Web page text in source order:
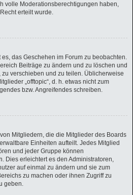
volle Moderationsberechtigungen haben,
erteilt wurde.
das Geschehen im Forum zu beobachten.
Beiträge zu ändern und zu löschen und
verschieben und zu teilen. Üblicherweise
„offtopic“, d. h. etwas nicht zum
bzw. Angreifendes schreiben.
Mitgliedern, die die Mitglieder des Boards
Einheiten aufteilt. Jedes Mitglied
und jeder Gruppe können
Dies erleichtert es den Administratoren,
auf einmal zu ändern und sie zum
zu machen oder ihnen Zugriff zu
geben.